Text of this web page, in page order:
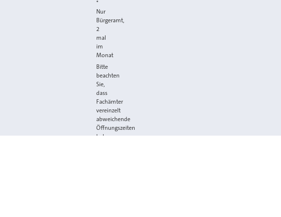
*
Nur
Bürgeramt,
2
mal
im
Monat
Bitte
beachten
Sie,
dass
Fachämter
vereinzelt
abweichende
Öffnungszeiten
haben